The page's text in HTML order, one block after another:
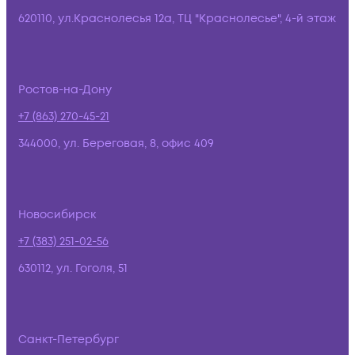
620110, ул.Краснолесья 12а, ТЦ "Краснолесье", 4-й этаж
Ростов-на-Дону
+7 (863) 270-45-21
344000, ул. Береговая, 8, офис 409
Новосибирск
+7 (383) 251-02-56
630112, ул. Гоголя, 51
Санкт-Петербург